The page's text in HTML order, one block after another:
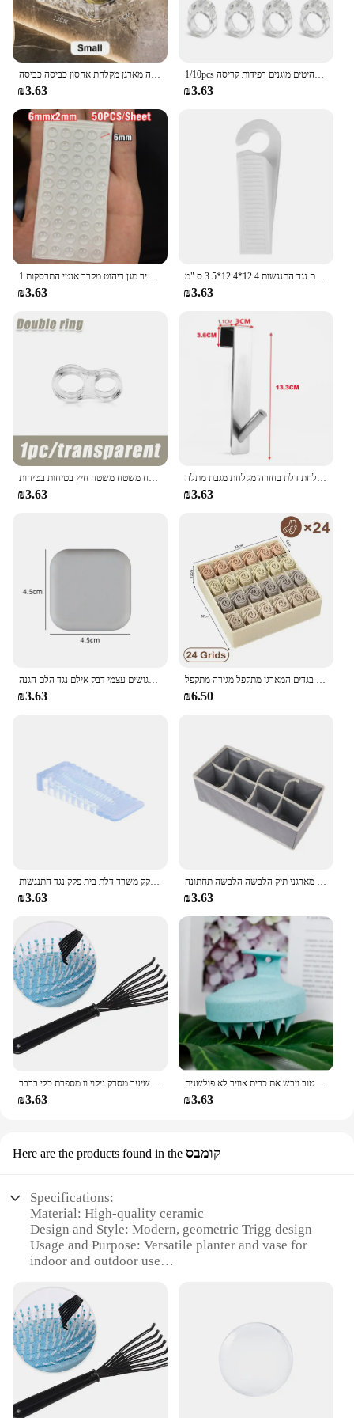
אקריליק חדר אמבטיה מדף ללא מקדחה מארגן מקלחת אחסון כביסה כביסה
₪3.63
1/10pcs דלת מפסיקה דלת סיליקון ידית חיץ מגן קיר דלת מגן מגן קירות פגוש רהיטים מוגנים רפידות קריסה
₪3.63
1 גיליון עצמי דבק חיץ רפידות סיליקון דלת פקק ארון פגושים קיר מגן ריהוט מקרר אנטי התרסקות Pad
₪3.63
פקק דלת סיליקון דבק עצמי חזק קיר יניקה מגינים מוסתרים אילמת נגד התנגשות 12.4*12.4*3.5 ס "מ
₪3.63
דלת תחנת כיבוי בטיחות אספקה דלת סיליקון שקוף ידית דלת קיר משטח משטח משטח משטח משטח משטח חיץ בטיחות בטיחות
₪3.63
נירוסטה מעל זכוכית דלת מקלחת דלת בחזרה מקלחת מגבת מתלה S-צורת אמבטיה חלוק רחצה מחזיק קולב ווים
₪3.63
דלת פקק סיליקון ידית פגושים עצמי דבק אילם נגד הלם הגנה Porte Pad שיפור בית מגן Pad
₪3.63
הלבשה תחתונה הלבשה תחתונה אחסון הלבשה תחתונה גרביים אחסון תיבות ארון בגדים בגדים המארגן מתקפל מגירה מתקפל
₪6.50
פקק דלת סיליקון דלת פעמיים זעזועים לבלוק חוצץ דלת ידית פקק דלת ידית פקק משרד דלת בית פקק נגד התנגשות
₪3.63
מארגן עבור תחתונים גרביים חזייה מכנסי צעיף עניבות אחסון ארון מגירת מארגני תיק הלבשה הלבשה תחתונה
₪3.63
₪3.63
ראש ניקוי ועיסוי הקרקפת רטוב ויבש הקרקפת רטוב ויבש את כרית אוויר לא פולשנית
₪3.63
Here are the products found in the קומבס
Specifications:
Material: High-quality ceramic
Design and Style: Modern, geometric Trigg design
Usage and Purpose: Versatile planter and vase for
indoor and outdoor use
inch height and 5-inch diameter
Performance and Property: Durable, frost-resistant
ceramic for year-round use
Parts and Accessories: Includes a drainage hole for
optimal plant health
Features:
**Elegant Modern Design**